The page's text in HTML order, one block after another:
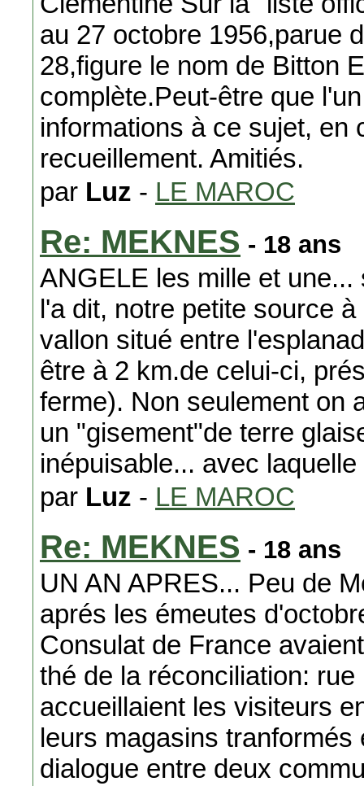
au 27 octobre 1956,parue
28,figure le nom de Bitton
complète.Peut-être que
informations à ce sujet, en
recueillement. Amitiés.
par Luz - LE MAROC
Re: MEKNES - 18 ans
ANGELE les mille et
l'a dit, notre petite source
vallon situé entre
être à 2 km.de celui-ci,
ferme). Non seulement on
un "gisement"de terre
inépuisable... avec laquelle
par Luz - LE MAROC
Re: MEKNES - 18 ans
UN AN APRES... Peu de
aprés les émeutes
Consulat de France
thé de la réconciliation:
accueillaient les visiteurs
leurs magasins
dialogue entre deux